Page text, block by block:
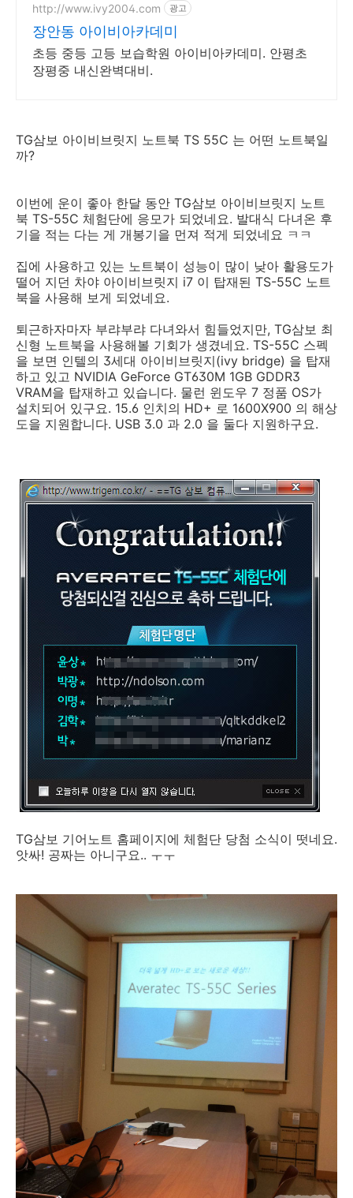
http://www.ivy2004.com 광고
장안동 아이비아카데미
초등 중등 고등 보습학원 아이비아카데미. 안평초
장평중 내신완벽대비.
TG삼보 아이비브릿지 노트북 TS 55C 는 어떤 노트북일
까?
이번에 운이 좋아 한달 동안 TG삼보 아이비브릿지 노트
북 TS-55C 체험단에 응모가 되었네요. 발대식 다녀온 후
기을 적는 다는 게 개봉기을 먼져 적게 되었네요 ㅋㅋ
집에 사용하고 있는 노트북이 성능이 많이 낮아 활용도가
떨어 지던 차야 아이비브릿지 i7 이 탑재된 TS-55C 노트
북을 사용해 보게 되었네요.
퇴근하자마자 부랴부랴 다녀와서 힘들었지만, TG삼보 최
신형 노트북을 사용해볼 기회가 생겼네요. TS-55C 스펙
을 보면 인텔의 3세대 아이비브릿지(ivy bridge) 을 탑재
하고 있고 NVIDIA GeForce GT630M 1GB GDDR3
VRAM을 탑재하고 있습니다. 물런 윈도우 7 정품 OS가
설치되어 있구요. 15.6 인치의 HD+ 로 1600X900 의 해상
도을 지원합니다. USB 3.0 과 2.0 을 둘다 지원하구요.
TG삼보 기어노트 홈페이지에 체험단 당첨 소식이 떳네요.
앗싸! 공짜는 아니구요.. ㅜㅜ